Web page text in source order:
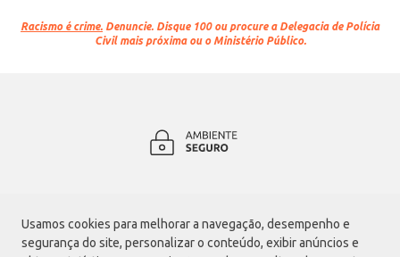
Usamos cookies para melhorar a navegação, desempenho e
segurança do site, personalizar o conteúdo, exibir anúncios e
Racismo é crime. Denuncie. Disque 100 ou procure a Delegacia de Polícia
Civil mais próxima ou o Ministério Público.
Atacadão S.A.
Avenida Morvan Dias de Figueiredo, 6169, Vila Maria, São Paulo - SP | CEP
02170-901 | CNPJ: 75.315.333/0001-09